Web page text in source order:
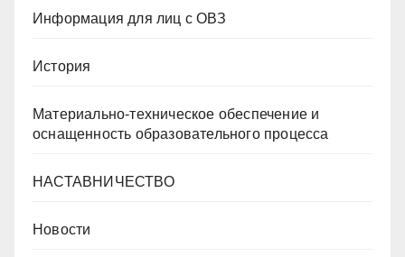
Информация для лиц с ОВЗ
История
Материально-техническое обеспечение и
оснащенность образовательного процесса
НАСТАВНИЧЕСТВО
Новости